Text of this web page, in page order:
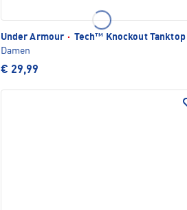
Under Armour · Tech™ Knockout Tanktop
Damen
€ 29,99